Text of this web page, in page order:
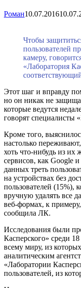
Роман10.07.2016
Чтобы
пользователей
камеру,
«Лаборатория
Этот шаг и вправду
но он никак не
которые ведутся
говорят специалисты
Кроме того,
настолько
хоть что-нибудь из их
сервисов, как Google
данных треть
на устройствах без
пользователей (15%),
вручную удалять все
веб-формах, к
сообщила ЛК.
Исследования были
Касперского» среди
всему миру, из
аналитическим
«Лаборатории
пользователей, из